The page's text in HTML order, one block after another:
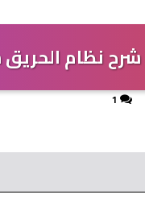
شرح نظام الحريق Fire alarm
1